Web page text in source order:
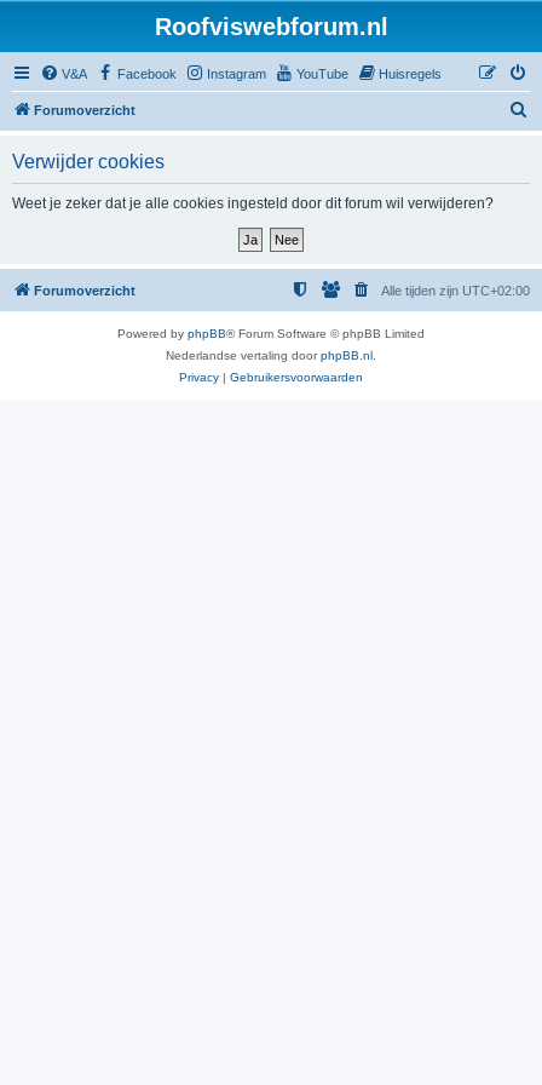
Roofviswebforum.nl
V&A Facebook Instagram YouTube Huisregels
Forumoverzicht
Verwijder cookies
Weet je zeker dat je alle cookies ingesteld door dit forum wil verwijderen?
Forumoverzicht Alle tijden zijn UTC+02:00
Powered by phpBB® Forum Software © phpBB Limited
Nederlandse vertaling doorphpBB.nl
Privacy | Gebruikersvoorwaarden